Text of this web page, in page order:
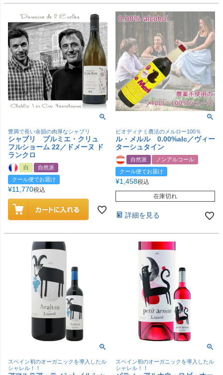
豊満で長い余韻の肉厚なシャブリ
シャブリ プルミエ・クリュ
フルショーム 22／ドメーヌ ド
ランクロ
白
自然派
クール便でお届け
¥11,770税込
ビオディナミ農法のメルロー100％
ル・メルル 0.00%alc／ヴィー
ターシュタイン
自然派
ノンアルコール
クール便でお届け
¥1,458税込
在庫切れ
詳細を見る
スペイン初のオーガニックを導入したル
シャレル！！
スペイン初のオーガニックを導入したル
シャレル！！